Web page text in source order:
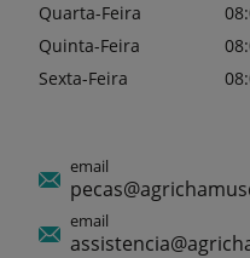
Quarta-Feira
Quinta-Feira
Sexta-Feira
email
email